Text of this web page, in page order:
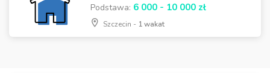
Podstawa: 6 000 - 10 000 zł
Szczecin - 1 wakat